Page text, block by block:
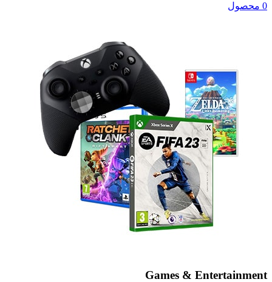
0 محصول
Games & Entertainment